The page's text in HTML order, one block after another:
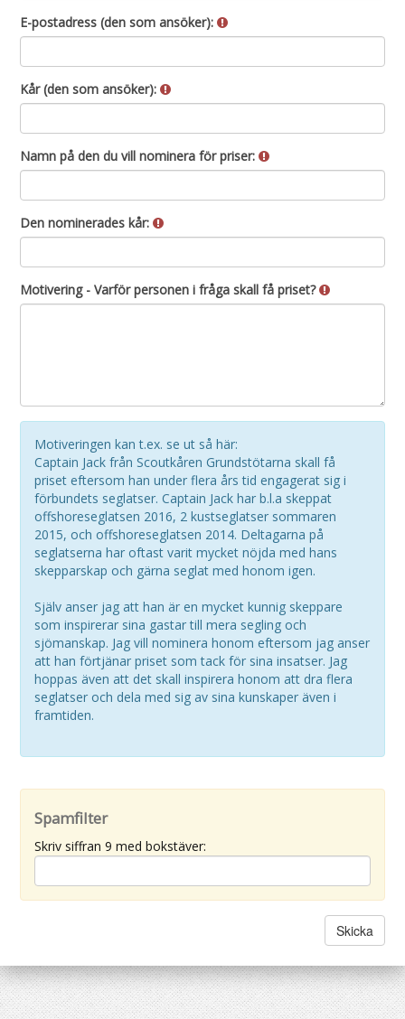
E-postadress (den som ansöker):
Kår (den som ansöker):
Namn på den du vill nominera för priser:
Den nominerades kår:
Motivering - Varför personen i fråga skall få priset?
Motiveringen kan t.ex. se ut så här:
Captain Jack från Scoutkåren Grundstötarna skall få
priset eftersom han under flera års tid engagerat sig i
förbundets seglatser. Captain Jack har b.l.a skeppat
offshoreseglatsen 2016, 2 kustseglatser sommaren
2015, och offshoreseglatsen 2014. Deltagarna på
seglatserna har oftast varit mycket nöjda med hans
skepparskap och gärna seglat med honom igen.
Själv anser jag att han är en mycket kunnig skeppare
som inspirerar sina gastar till mera segling och
sjömanskap. Jag vill nominera honom eftersom jag anser
att han förtjänar priset som tack för sina insatser. Jag
hoppas även att det skall inspirera honom att dra flera
seglatser och dela med sig av sina kunskaper även i
framtiden.
Spamfilter
Skriv siffran 9 med bokstäver: